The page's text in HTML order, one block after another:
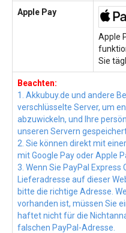
Apple Pay
Apple
Sie
Beachten:
1. Akkubuy.de und andere
verschlüsselte Server, um
abzuwickeln, und Ihre
unseren Servern
2. Sie können direkt mit
mit Google Pay oder Apple
3. Wenn Sie PayPal
Lieferadresse auf dieser
bitte die richtige Adresse.
vorhanden ist, müssen Sie
haftet nicht für die
falschen PayPal-Adresse.